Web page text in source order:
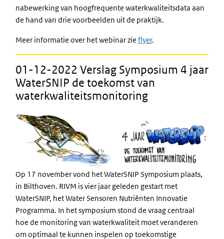
nabewerking van hoogfrequente waterkwaliteitsdata aan
de hand van drie voorbeelden uit de praktijk.
Meer informatie over het webinar zie flyer.
01-12-2022 Verslag Symposium 4 jaar
WaterSNIP de toekomst van
waterkwaliteitsmonitoring
Op 17 november vond het WaterSNIP Symposium plaats,
in Bilthoven. RIVM is vier jaar geleden gestart met
WaterSNIP, het Water Sensoren Nutriënten Innovatie
Programma. In het symposium stond de vraag centraal
hoe de monitoring van waterkwaliteit moet veranderen
om optimaal te kunnen inspelen op toekomstige